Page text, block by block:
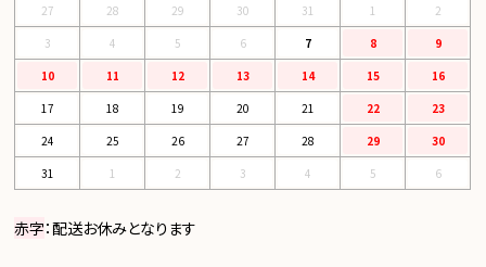
27
28 29 30 31 1
2
3
4 5 6 7 8
9
10
11 12 13 14 15
16
17
18 19 20 21 22
23
24
25 26 27 28 29
30
31
1 2 3 4 5 6
赤字：配送お休みとなります